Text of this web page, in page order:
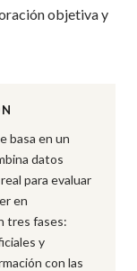
objetiva y
basa en un
datos
para evaluar
en
tres fases:
y
con las